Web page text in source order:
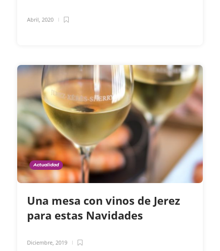
Abril, 2020
Actualidad
Una mesa con vinos de Jerez
para estas Navidades
Diciembre, 2019